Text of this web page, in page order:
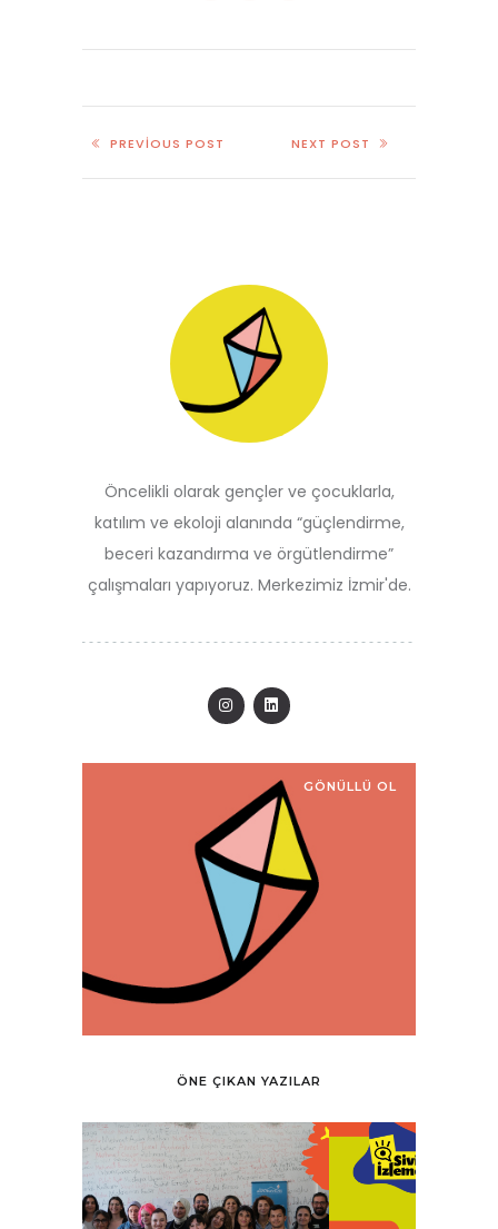
PREVIOUS POST NEXT POST
Öncelikli olarak gençler ve çocuklarla,
katılım ve ekoloji alanında “güçlendirme,
beceri kazandırma ve örgütlendirme”
çalışmaları yapıyoruz. Merkezimiz İzmir'de.
GÖNÜLLÜ OL
ÖNE ÇIKAN YAZILAR